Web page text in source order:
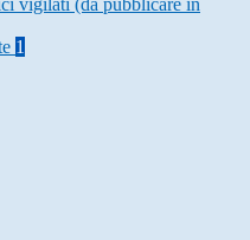
vigilati (da pubblicare in
1